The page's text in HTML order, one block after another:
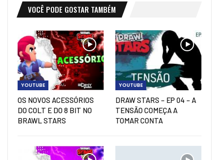
VOCÊ PODE GOSTAR TAMBÉM
YOUTUBE
OS NOVOS ACESSÓRIOS
DO COLT E DO 8 BIT NO
BRAWL STARS
YOUTUBE
DRAW STARS – EP 04 – A
TENSÃO COMEÇA A
TOMAR CONTA